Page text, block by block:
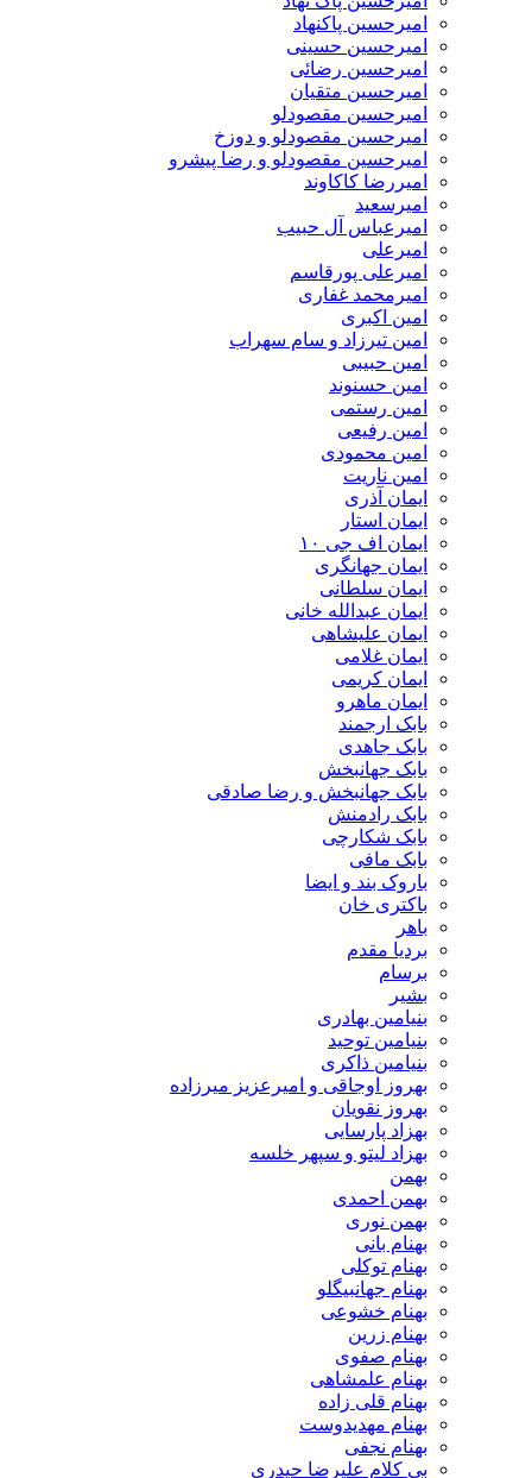
امیرحسین پاکنهاد
امیرحسین حسینی
امیرحسین رضائی
امیرحسین متقیان
امیرحسین مقصودلو
امیرحسین مقصودلو و دوزخ
امیرحسین مقصودلو و رضا پیشرو
امیررضا کاکاوند
امیرسعید
امیرعباس آل حبیب
امیرعلی
امیرعلی پورقاسم
امیرمحمد غفاری
امین اکبری
امین تیرزاد و سام سهراب
امین حبیبی
امین حسنوند
امین رستمی
امین رفیعی
امین محمودی
امین ناریت
ایمان آذری
ایمان استار
ایمان اف جی ۱۰
ایمان جهانگری
ایمان سلطانی
ایمان عبدالله خانی
ایمان علیشاهی
ایمان غلامی
ایمان کریمی
ایمان ماهرو
بابک ارجمند
بابک جاهدی
بابک جهانبخش
بابک جهانبخش و رضا صادقی
بابک رادمنش
بابک شکارچی
بابک مافی
باروک بند و ایضا
باکتری خان
باهر
بردیا مقدم
برسام
بشیر
بنیامین بهادری
بنیامین توحید
بنیامین ذاکری
بهروز اوجاقی و امیرعزیز میرزاده
بهروز نقویان
بهزاد پارسایی
بهزاد لیتو و سپهر خلسه
بهمن
بهمن احمدی
بهمن نوری
بهنام بانی
بهنام توکلی
بهنام جهانبیگلو
بهنام خشوعی
بهنام زرین
بهنام صفوی
بهنام علمشاهی
بهنام قلی زاده
بهنام مهدیدوست
بهنام نجفی
بی کلام علیرضا حیدری